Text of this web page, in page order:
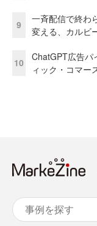
9
一斉配信で終わ
変える、カルビ
10
ChatGPT広告
ィック・コマー